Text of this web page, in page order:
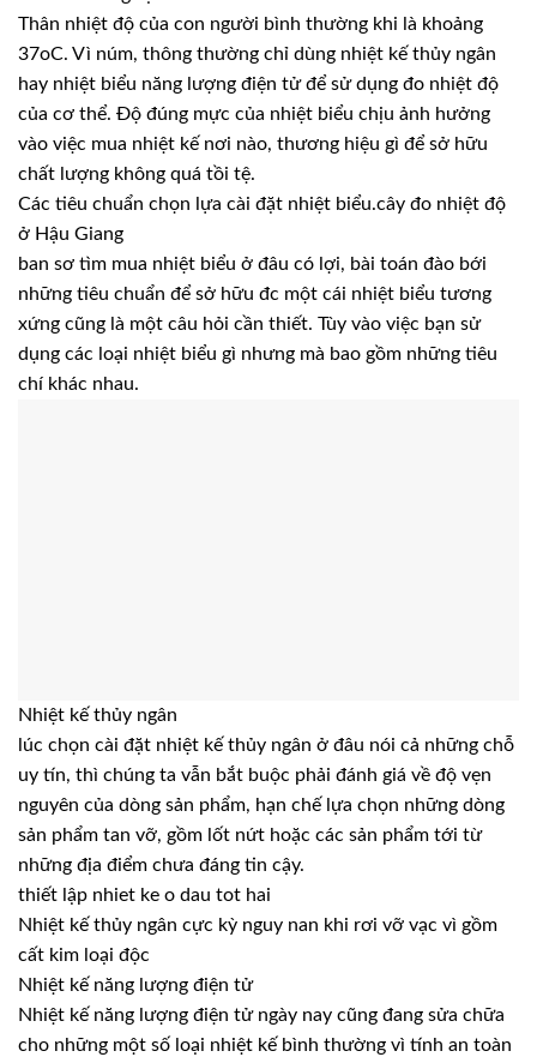
Thân nhiệt độ của con người bình thường khi là khoảng
37oC. Vì núm, thông thường chỉ dùng nhiệt kế thủy ngân
hay nhiệt biểu năng lượng điện tử để sử dụng đo nhiệt độ
của cơ thể. Độ đúng mực của nhiệt biểu chịu ảnh hưởng
vào việc mua nhiệt kế nơi nào, thương hiệu gì để sở hữu
chất lượng không quá tồi tệ.
Các tiêu chuẩn chọn lựa cài đặt nhiệt biểu.cây đo nhiệt độ
ở Hậu Giang
ban sơ tìm mua nhiệt biểu ở đâu có lợi, bài toán đào bới
những tiêu chuẩn để sở hữu đc một cái nhiệt biểu tương
xứng cũng là một câu hỏi cần thiết. Tùy vào việc bạn sử
dụng các loại nhiệt biểu gì nhưng mà bao gồm những tiêu
chí khác nhau.
Nhiệt kế thủy ngân
lúc chọn cài đặt nhiệt kế thủy ngân ở đâu nói cả những chỗ
uy tín, thì chúng ta vẫn bắt buộc phải đánh giá về độ vẹn
nguyên của dòng sản phẩm, hạn chế lựa chọn những dòng
sản phẩm tan vỡ, gồm lốt nứt hoặc các sản phẩm tới từ
những địa điểm chưa đáng tin cậy.
thiết lập nhiet ke o dau tot hai
Nhiệt kế thủy ngân cực kỳ nguy nan khi rơi vỡ vạc vì gồm
cất kim loại độc
Nhiệt kế năng lượng điện tử
Nhiệt kế năng lượng điện tử ngày nay cũng đang sửa chữa
cho những một số loại nhiệt kế bình thường vì tính an toàn